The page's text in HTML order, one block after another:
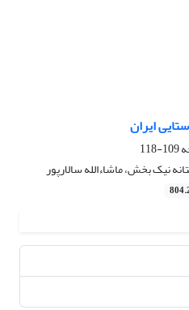
ایران
109-118
نیک بخش، ماشاءالله سالارپور